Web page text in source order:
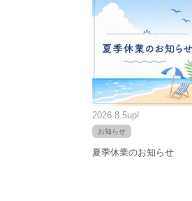
2026.8.5up!
お知らせ
夏季休業のお知らせ